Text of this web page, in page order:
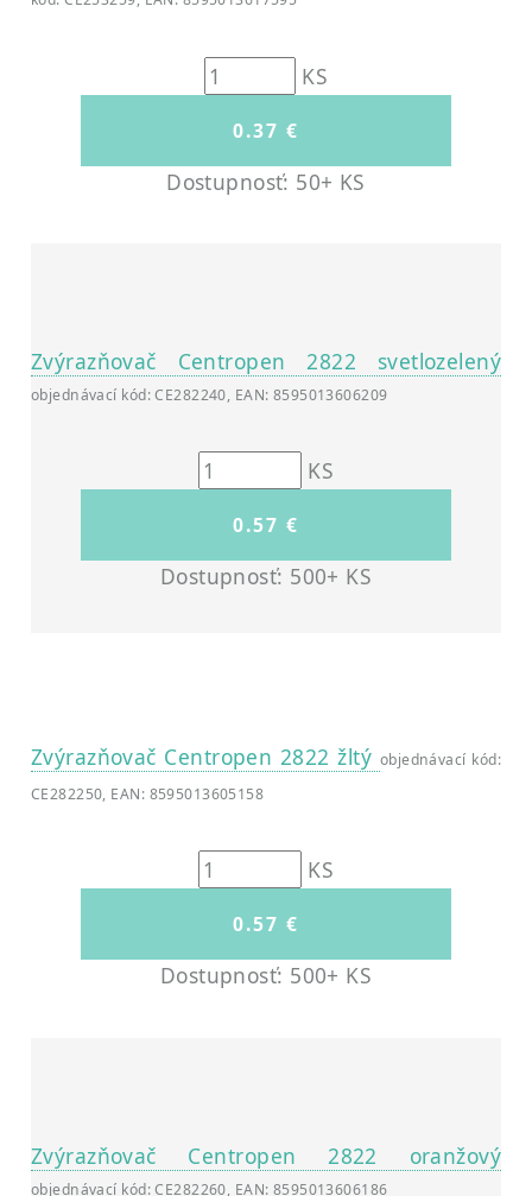
KS
Dostupnosť: 50+ KS
Zvýrazňovač Centropen 2822 svetlozelený
objednávací kód: CE282240, EAN: 8595013606209
KS
Dostupnosť: 500+ KS
Zvýrazňovač Centropen 2822 žltý objednávací kód:
CE282250, EAN: 8595013605158
KS
Dostupnosť: 500+ KS
Zvýrazňovač Centropen 2822 oranžový
objednávací kód: CE282260, EAN: 8595013606186